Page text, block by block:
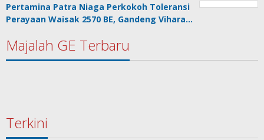
Pertamina Patra Niaga Perkokoh Toleransi
Perayaan Waisak 2570 BE, Gandeng Vihara…
Majalah GE Terbaru
Terkini